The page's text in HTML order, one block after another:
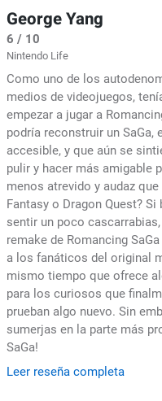
George Yang
6 / 10
Nintendo Life
Como uno de los
medios de videojuegos,
empezar a jugar a
podría reconstruir un SaGa,
accesible, y que aún se
pulir y hacer más amigable
menos atrevido y audaz
Fantasy o Dragon Quest?
sentir un poco
remake de Romancing
a los fanáticos del original
mismo tiempo que ofrece
para los curiosos que
prueban algo nuevo. Sin
sumerjas en la parte más
SaGa!
Leer reseña completa